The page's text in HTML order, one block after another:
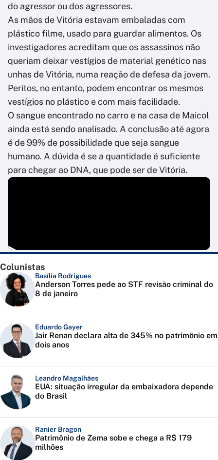
do agressor ou dos agressores.
As mãos de Vitória estavam embaladas com
plástico filme, usado para guardar alimentos. Os
investigadores acreditam que os assassinos não
queriam deixar vestígios de material genético nas
unhas de Vitória, numa reação de defesa da jovem.
Peritos, no entanto, podem encontrar os mesmos
vestígios no plástico e com mais facilidade.
O sangue encontrado no carro e na casa de Maicol
ainda está sendo analisado. A conclusão até agora
é de 99% de possibilidade que seja sangue
humano. A dúvida é se a quantidade é suficiente
para chegar ao DNA, que pode ser de Vitória.
Colunistas
Basília Rodrigues
Anderson Torres pede ao STF revisão criminal do
8 de janeiro
Eduardo Gayer
Jair Renan declara alta de 345% no patrimônio em
dois anos
Leandro Magalhães
EUA: situação irregular da embaixadora depende
do Brasil
Ranier Bragon
Patrimônio de Zema sobe e chega a R$ 179
milhões